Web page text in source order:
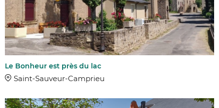
Le Bonheur est près du lac
Saint-Sauveur-Camprieu